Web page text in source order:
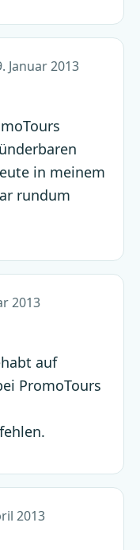
Januar 2013
in meinem
rundum
2013
auf
PromoTours
2013